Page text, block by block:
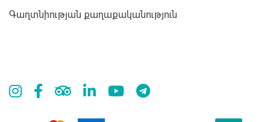
Գաղտնիության քաղաքականություն